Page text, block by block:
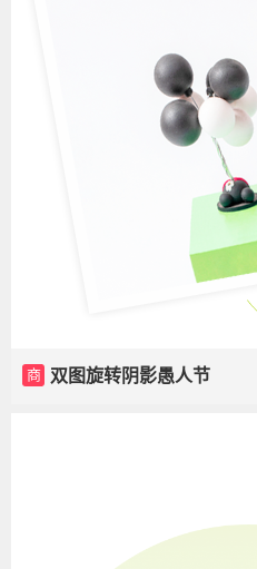
商 双图旋转阴影愚人节